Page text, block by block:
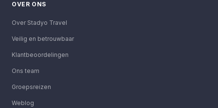
OVER ONS
Over Stadyo Travel
Veilig en betrouwbaar
Klantbeoordelingen
Ons team
Groepsreizen
Weblog